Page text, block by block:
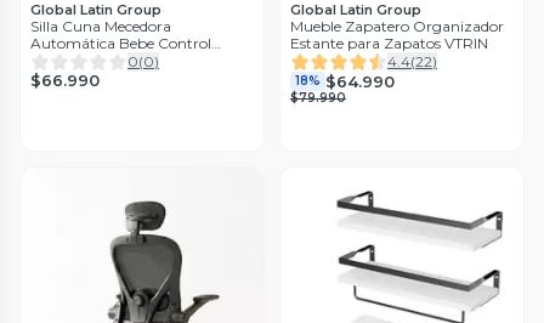
Global Latin Group
Silla Cuna Mecedora
Automática Bebe Control
Remoto
0(0)
$66.990
Global Latin Group
Mueble Zapatero Organizador
Estante para Zapatos VTRIN
4.4(22)
18% $64.990
$79.990